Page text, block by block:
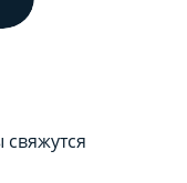
свяжутся